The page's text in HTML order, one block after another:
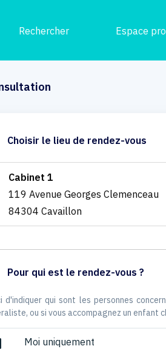
Rechercher Espace
Choisir le lieu de rendez-vous
Cabinet 1
119 Avenue Georges Clemenceau
84304 Cavaillon
Pour qui est le rendez-vous ?
d'indiquer qui sont les personnes
ou si vous accompagnez un enfant
Moi uniquement